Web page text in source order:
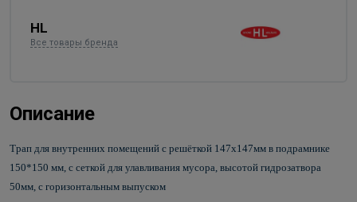
HL
Все товары бренда
Описание
Трап для внутренних помещений с решёткой 147х147мм в подрамнике
150*150 мм, с сеткой для улавливания мусора, высотой гидрозатвора
50мм, с горизонтальным выпуском